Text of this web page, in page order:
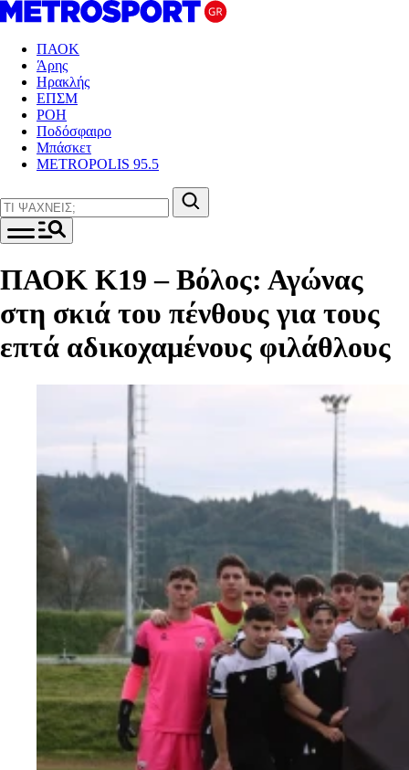
ΠΑΟΚ
Άρης
Ηρακλής
ΕΠΣΜ
ΡΟΗ
Ποδόσφαιρο
Μπάσκετ
METROPOLIS 95.5
ΠΑΟΚ Κ19 – Βόλος: Αγώνας
στη σκιά του πένθους για τους
επτά αδικοχαμένους φιλάθλους